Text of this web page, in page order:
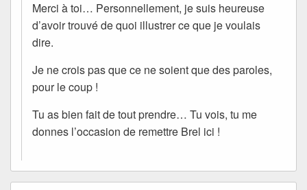
Merci à toi… Personnellement, je suis heureuse
d’avoir trouvé de quoi illustrer ce que je voulais
dire.
Je ne crois pas que ce ne soient que des paroles,
pour le coup !
Tu as bien fait de tout prendre… Tu vois, tu me
donnes l’occasion de remettre Brel ici !